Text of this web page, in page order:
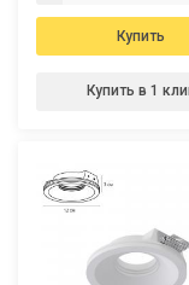
Купить
Купить в 1